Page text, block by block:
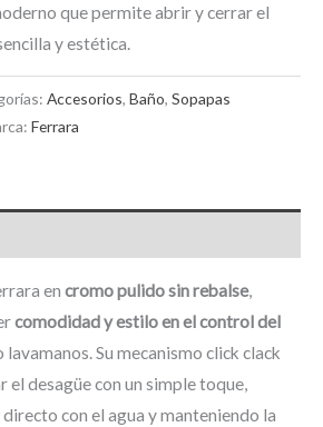
que permite abrir y cerrar el
y estética.
Accesorios, Baño, Sopapas
Ferrara
en cromo pulido sin rebalse,
comodidad y estilo en el control del
Su mecanismo click clack
desagüe con un simple toque,
con el agua y manteniendo la